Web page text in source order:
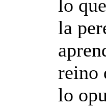
lo
la
reino
lo